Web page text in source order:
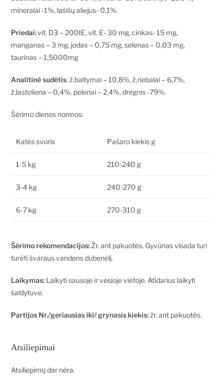
mineralai -1%, lašišų aliejus- 0,1%.
Priedai:vit. D3 – 200IE, vit. E- 30 mg, cinkas- 15 mg,
manganas – 3 mg, jodas – 0,75 mg, selenas – 0,03 mg,
taurinas – 1,5000mg
Analitinė sudėtis: ž.baltymai – 10,8%, ž.riebalai – 6,7%,
ž.lasteliena – 0,4%, pelenai – 2,4%, drėgnis -79%.
Šėrimo dienos normos:
Katės svoris Pašaro kiekis g
1-5 kg 210-240 g
3-4 kg 240-270 g
6-7 kg 270-310 g
Šėrimo rekomendacijos:Žr. ant pakuotės. Gyvūnas visada turi
turėti švaraus vandens dubenėlį.
Laikymas: Laikyti sausoje ir vėsioje vietoje. Atidarius laikyti
šaldytuve.
Partijos Nr./geriausias iki/ grynasis kiekis:žr. ant pakuotės.
Atsiliepimai
Atsiliepimų dar nėra.